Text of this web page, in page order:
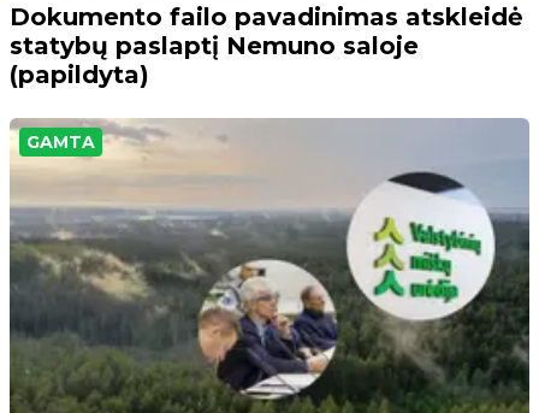
Dokumento failo pavadinimas atskleidė
statybų paslaptį Nemuno saloje
(papildyta)
GAMTA